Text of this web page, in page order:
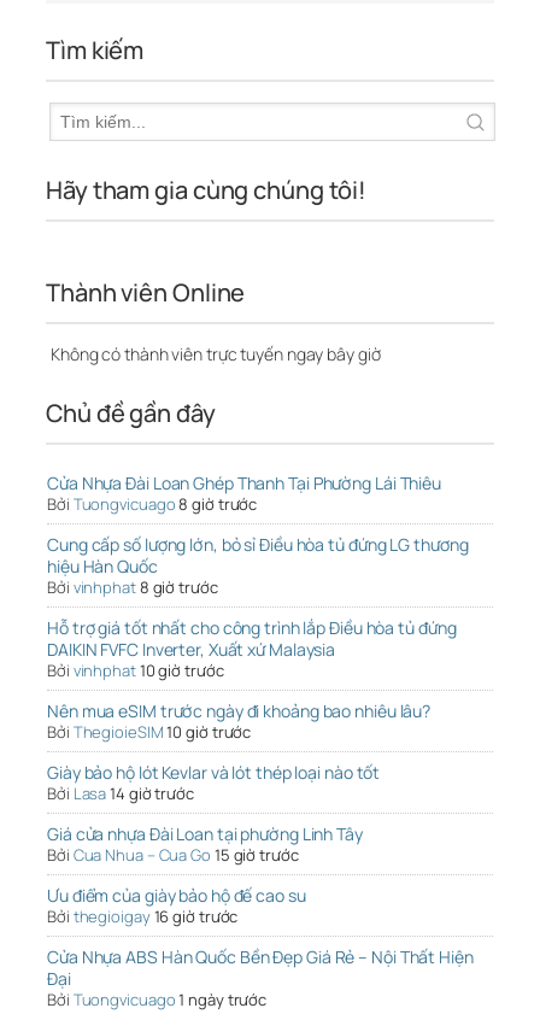
Tìm kiếm
Hãy tham gia cùng chúng tôi!
Thành viên Online
Không có thành viên trực tuyến ngay bây giờ
Chủ đề gần đây
Cửa Nhựa Đài Loan Ghép Thanh Tại Phường Lái Thiêu
Bởi Tuongvicuago8 giờ trước
Cung cấp số lượng lớn, bỏ sỉ Điều hòa tủ đứng LG thương
hiệu Hàn Quốc
Bởi vinhphat8 giờ trước
Hỗ trợ giá tốt nhất cho công trình lắp Điều hòa tủ đứng
DAIKIN FVFC Inverter, Xuất xứ Malaysia
Bởi vinhphat10 giờ trước
Nên mua eSIM trước ngày đi khoảng bao nhiêu lâu?
Bởi ThegioieSIM10 giờ trước
Giày bảo hộ lót Kevlar và lót thép loại nào tốt
Bởi Lasa14 giờ trước
Giá cửa nhựa Đài Loan tại phường Linh Tây
Bởi Cua Nhua – Cua Go 15 giờ trước
Ưu điểm của giày bảo hộ đế cao su
Bởi thegioigay16 giờ trước
Cửa Nhựa ABS Hàn Quốc Bền Đẹp Giá Rẻ – Nội Thất Hiện
Đại
Bởi Tuongvicuago1 ngày trước